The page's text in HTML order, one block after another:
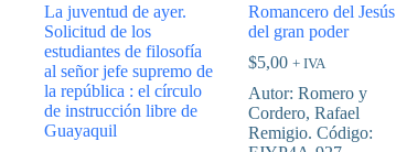
La juventud de ayer.
Solicitud de los
estudiantes de filosofía
al señor jefe supremo de
la república : el círculo
de instrucción libre de
Guayaquil
Romancero del Jesús
del gran poder
$5,00 + IVA
Autor: Romero y
Cordero, Rafael
Remigio. Código: